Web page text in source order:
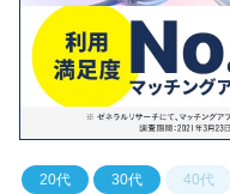
20代 30代 40代